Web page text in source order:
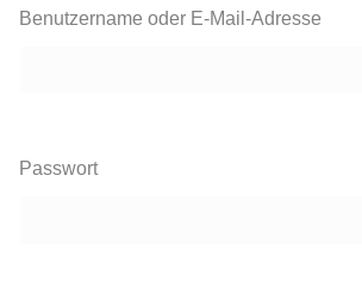
Benutzername oder E-Mail-Adresse
Passwort